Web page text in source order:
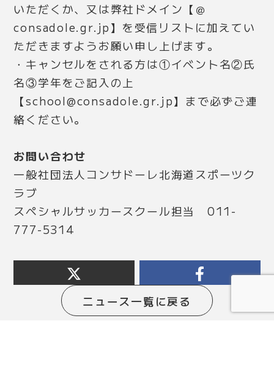
いただくか、又は弊社ドメイン【＠
consadole.gr.jp】を受信リストに加えてい
ただきますようお願い申し上げます。
・キャンセルをされる方は①イベント名②氏
名③学年をご記入の上
【school@consadole.gr.jp】まで必ずご連
絡ください。
お問い合わせ
一般社団法人コンサドーレ北海道スポーツク
ラブ
スペシャルサッカースクール担当 011-
777-5314
ニュース一覧に戻る